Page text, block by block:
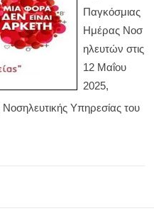
Παγκόσμιας
Ημέρας Νοσ
ηλευτών στις
12 Μαΐου
2025,
Νοσηλευτικής Υπηρεσίας του